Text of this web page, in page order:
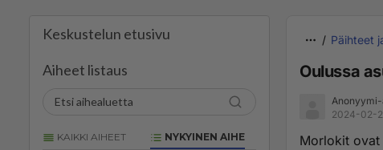
Keskustelun etusivu
Aiheet listaus
KAIKKI AIHEET NYKYINEN AIHE
Päihteet
Oulussa
2024-02-
Morlokit ovat